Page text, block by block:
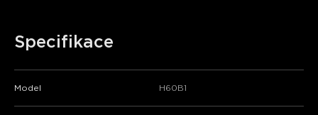
Specifikace
Model H60B1